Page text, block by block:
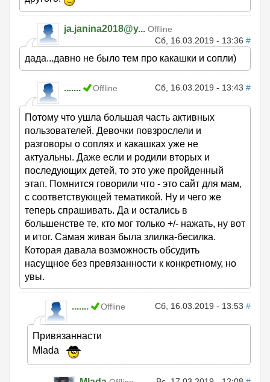
ja.janina2018@y... Offline
Сб, 16.03.2019 - 13:36 #
дада...давно не было тем про какашки и сопли)
....... Offline Сб, 16.03.2019 - 13:43 #
Потому что ушла большая часть активных
пользователей. Девочки повзрослели и
разговоры о соплях и какашках уже не
актуальны. Даже если и родили вторых и
последующих детей, то это уже пройденный
этап. Помнится говорили что - это сайт для мам,
с соответствующей тематикой. Ну и чего же
теперь спрашивать. Да и остались в
большенстве те, кто мог только +/- нажать, ну вот
и итог. Самая живая была злилка-бесилка.
Которая давала возможность обсудить
насущное без превязанности к конкретному, но
увы.
....... Offline Сб, 16.03.2019 - 13:53 #
Привязаннасти
Mlada